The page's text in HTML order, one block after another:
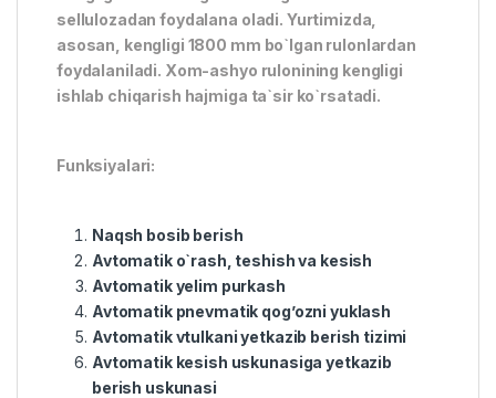
sellulozadan foydalana oladi. Yurtimizda,
asosan, kengligi 1800 mm bo`lgan rulonlardan
foydalaniladi. Xom-ashyo rulonining kengligi
ishlab chiqarish hajmiga ta`sir ko`rsatadi.
Funksiyalari:
Naqsh bosib berish
Avtomatik o`rash, teshish va kesish
Avtomatik yelim purkash
Avtomatik pnevmatik qog’ozni yuklash
Avtomatik vtulkani yetkazib berish tizimi
Avtomatik kesish uskunasiga yetkazib
berish uskunasi